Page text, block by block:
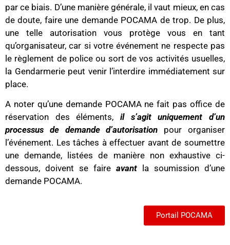
par ce biais. D’une manière générale, il vaut mieux, en cas
de doute, faire une demande POCAMA de trop. De plus,
une telle autorisation vous protège vous en tant
qu’organisateur, car si votre événement ne respecte pas
le règlement de police ou sort de vos activités usuelles,
la Gendarmerie peut venir l’interdire immédiatement sur
place.
A noter qu’une demande POCAMA ne fait pas office de
réservation des éléments, il s’agit uniquement d’un
processus de demande d’autorisation pour organiser
l’événement. Les tâches à effectuer avant de soumettre
une demande, listées de manière non exhaustive ci-
dessous, doivent se faire avant
la soumission d’une
demande POCAMA.
Portail POCAMA